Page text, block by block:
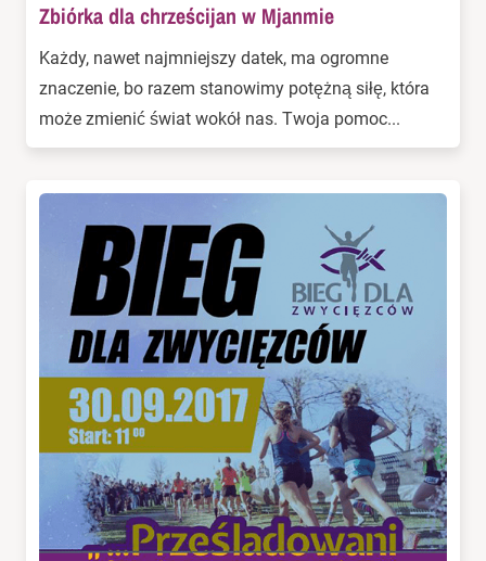
Zbiórka dla chrześcijan w Mjanmie
Każdy, nawet najmniejszy datek, ma ogromne
znaczenie, bo razem stanowimy potężną siłę, która
może zmienić świat wokół nas. Twoja pomoc...